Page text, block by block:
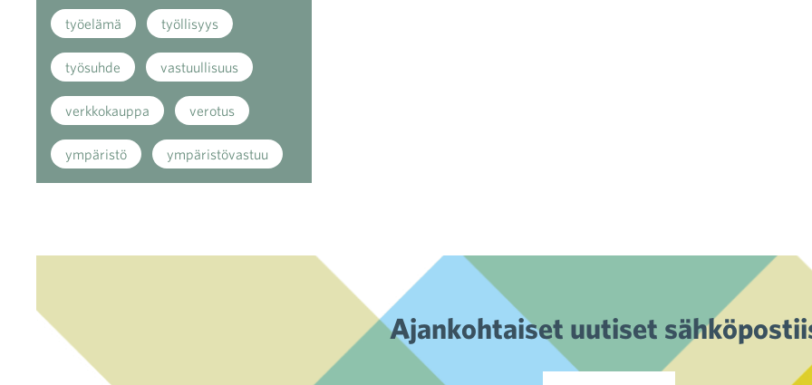
työelämä työllisyys
työsuhde vastuullisuus
verkkokauppa verotus
ympäristö ympäristövastuu
Ajankohtaiset uutiset